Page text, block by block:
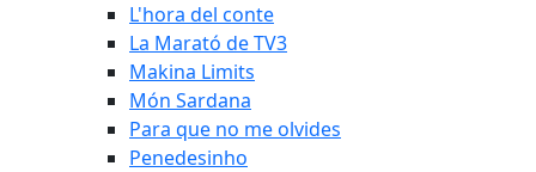
L'hora del conte
La Marató de TV3
Makina Limits
Món Sardana
Para que no me olvides
Penedesinho